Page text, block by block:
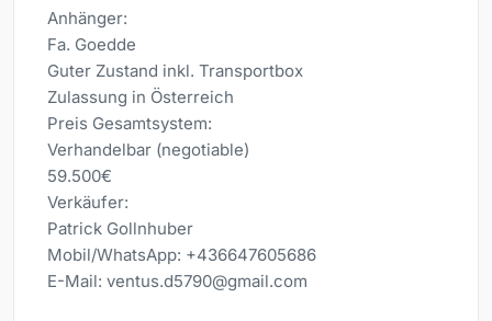
Anhänger:
Fa. Goedde
Guter Zustand inkl. Transportbox
Zulassung in Österreich
Preis Gesamtsystem:
Verhandelbar (negotiable)
59.500€
Verkäufer:
Patrick Gollnhuber
Mobil/WhatsApp: +436647605686
E-Mail: ventus.d5790@gmail.com